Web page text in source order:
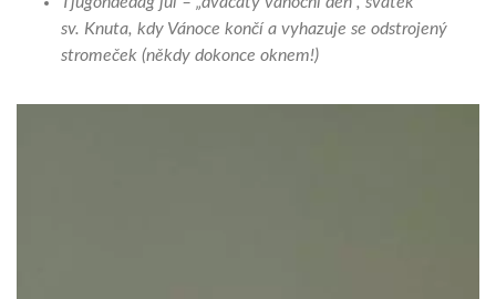
sv. Knuta, kdy Vánoce končí a vyhazuje se odstrojený
stromeček (někdy dokonce oknem!)